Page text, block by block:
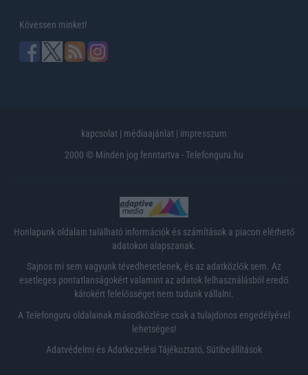
Kövessen minket!
kapcsolat | médiaajánlat | impresszum
2000 © Minden jog fenntartva - Telefonguru.hu
Honlapunk oldalain található információk és számítások a piacon elérhető
adatokon alapszanak.
Sajnos mi sem vagyunk tévedhetetlenek, és az adatközlők sem. Az
esetleges pontatlanságokért valamint az adatok felhasználásból eredő
károkért felelősséget nem tudunk vállalni.
A Telefonguru oldalainak másodközlése csak a tulajdonos engedélyével
lehetséges!
Adatvédelmi és Adatkezelési Tájékoztató, Sütibeállítások